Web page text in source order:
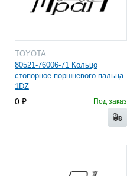
TOYOTA
80521-76006-71 Кольцо
стопорное поршневого пальца
1DZ
0 Под заказ